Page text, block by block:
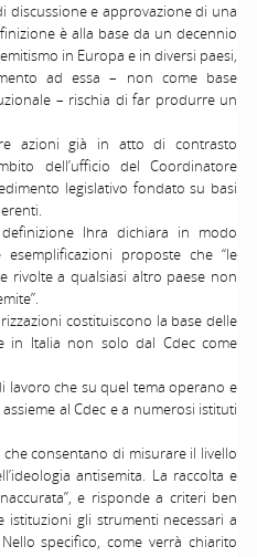
discussione e approvazione di una
è alla base da un decennio
in Europa e in diversi paesi,
ad essa – non come base
– rischia di far produrre un
azioni già in atto di contrasto
dell’ufficio del Coordinatore
legislativo fondato su basi
Ihra dichiara in modo
proposte che “le
rivolte a qualsiasi altro paese non
costituiscono la base delle
in Italia non solo dal Cdec come
lavoro che su quel tema operano e
al Cdec e a numerosi istituti
consentano di misurare il livello
antisemita. La raccolta e
e risponde a criteri ben
gli strumenti necessari a
specifico, come verrà chiarito